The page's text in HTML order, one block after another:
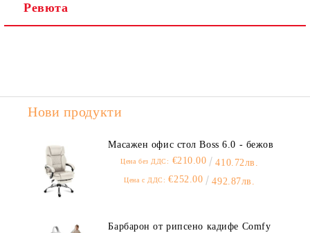
Ревюта
Нови продукти
Масажен офис стол Boss 6.0 - бежов
Цена без ДДС: €210.00 410.72лв.
Цена с ДДС: €252.00 492.87лв.
Барбарон от рипсено кадифе Comfy